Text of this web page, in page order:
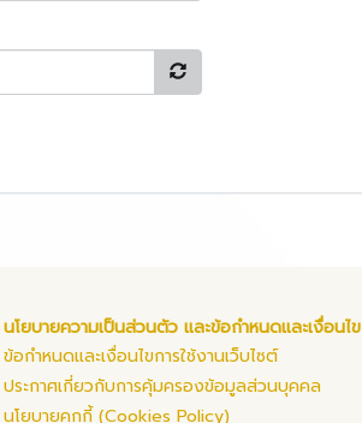
นโยบายความเป็นส่วนตัว และข้อกำหนดและเงื่อนไข
ข้อกำหนดและเงื่อนไขการใช้งานเว็บไซต์
ประกาศเกี่ยวกับการคุ้มครองข้อมูลส่วนบุคคล
นโยบายคุกกี้ (Cookies Policy)